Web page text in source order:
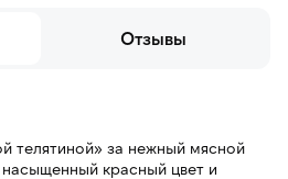
Отзывы
телятиной» за нежный мясной
насыщенный красный цвет и